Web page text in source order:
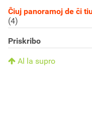
Ĉiuj panoramoj de ĉi
(4)
Priskribo
Al la supro